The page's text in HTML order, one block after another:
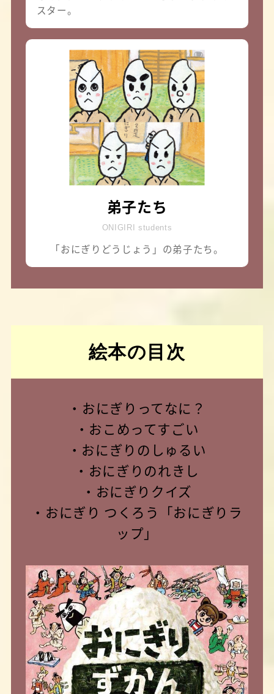
スター。
弟子たち
ONIGIRI students
「おにぎりどうじょう」の弟子たち。
絵本の目次
・おにぎりってなに？
・おこめってすごい
・おにぎりのしゅるい
・おにぎりのれきし
・おにぎりクイズ
・おにぎり つくろう「おにぎりラ
ップ」